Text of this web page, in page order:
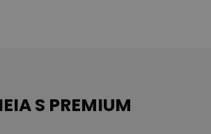
S PREMIUM